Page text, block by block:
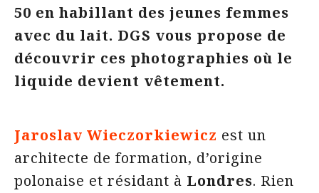
50 en habillant des jeunes femmes
avec du lait. DGS vous propose de
découvrir ces photographies où le
liquide devient vêtement.
Jaroslav Wieczorkiewicz est un
architecte de formation, d’origine
polonaise et résidant à Londres. Rien